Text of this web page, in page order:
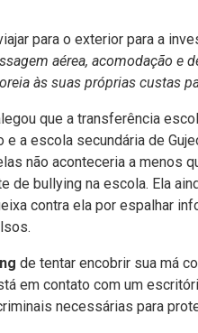
para o exterior para a
aérea, acomodação e
às suas próprias custas
que a transferência
e a escola secundária de
não aconteceria a menos
de bullying na escola. Ela
contra ela por espalhar
de tentar encobrir sua má
em contato com um
necessárias para